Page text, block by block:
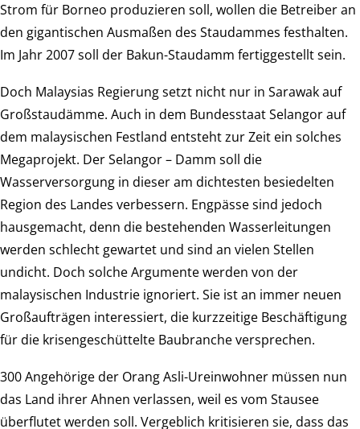
Strom für Borneo produzieren soll, wollen die Betreiber an
den gigantischen Ausmaßen des Staudammes festhalten.
Im Jahr 2007 soll der Bakun-Staudamm fertiggestellt sein.
Doch Malaysias Regierung setzt nicht nur in Sarawak auf
Großstaudämme. Auch in dem Bundesstaat Selangor auf
dem malaysischen Festland entsteht zur Zeit ein solches
Megaprojekt. Der Selangor – Damm soll die
Wasserversorgung in dieser am dichtesten besiedelten
Region des Landes verbessern. Engpässe sind jedoch
hausgemacht, denn die bestehenden Wasserleitungen
werden schlecht gewartet und sind an vielen Stellen
undicht. Doch solche Argumente werden von der
malaysischen Industrie ignoriert. Sie ist an immer neuen
Großaufträgen interessiert, die kurzzeitige Beschäftigung
für die krisengeschüttelte Baubranche versprechen.
300 Angehörige der Orang Asli-Ureinwohner müssen nun
das Land ihrer Ahnen verlassen, weil es vom Stausee
überflutet werden soll. Vergeblich kritisieren sie, dass das